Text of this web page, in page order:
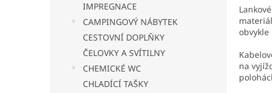
IMPREGNACE
CAMPINGOVÝ NÁBYTEK
CESTOVNÍ DOPLŇKY
ČELOVKY A SVÍTILNY
CHEMICKÉ WC
CHLADÍCÍ TAŠKY
Lankové
na